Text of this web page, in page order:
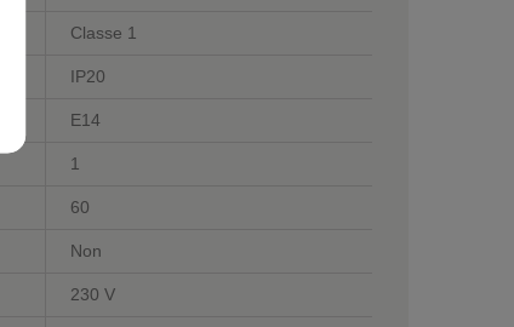
Classe 1
IP20
E14
1
60
Non
230 V